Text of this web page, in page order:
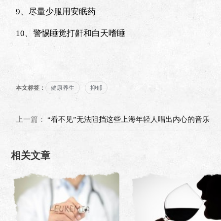
9、尽量少服用安眠药
10、警惕睡觉打鼾和白天嗜睡
本文标签： 健康养生 抑郁
上一篇： “看不见”无法阻挡这些上海年轻人唱出内心的音乐
相关文章